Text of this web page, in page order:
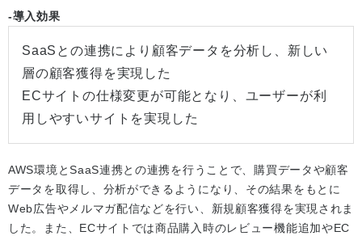
-導入効果
SaaSとの連携により顧客データを分析し、新しい
層の顧客獲得を実現した
ECサイトの仕様変更が可能となり、ユーザーが利
用しやすいサイトを実現した
AWS環境とSaaS連携との連携を行うことで、購買データや顧客
データを取得し、分析ができるようになり、その結果をもとに
Web広告やメルマガ配信などを行い、新規顧客獲得を実現されま
した。また、ECサイトでは商品購入時のレビュー機能追加やEC